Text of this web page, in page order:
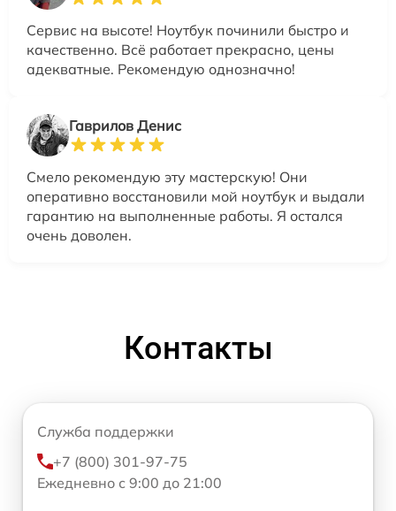
Сервис на высоте! Ноутбук починили быстро и
качественно. Всё работает прекрасно, цены
адекватные. Рекомендую однозначно!
Гаврилов Денис
Смело рекомендую эту мастерскую! Они
оперативно восстановили мой ноутбук и выдали
гарантию на выполненные работы. Я остался
очень доволен.
Контакты
Служба поддержки
+7 (800) 301-97-75
Ежедневно с 9:00 до 21:00